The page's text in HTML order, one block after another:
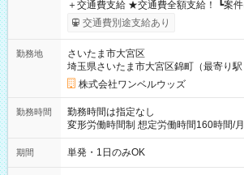
＋交通費支給 ★交通費全額支給！ ┗案件により規定あり ★日払
いOK！（規定あり） ┗働いたその日に
ンビニATMから 日払い分を引き落とせます！ 【試用
交通費別途支給あり
勤務地
さいたま市大宮区
埼玉県さいたま市大宮区錦町（最寄り駅
株式会社ワンベルウッズ
勤務時間
勤務時間は指定なし
変形労働時間制 想定労働時間160時間/月 【シフト例】 ・8：00
～21：00
期間 単発・1日のみOK